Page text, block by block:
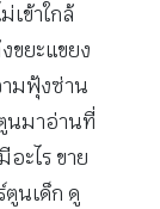
เข้าใกล้
ขยะแขยง
ามฟุ้งซ่าน
นมาอ่านที่
ะไร ขาย
นเด็ก ดู